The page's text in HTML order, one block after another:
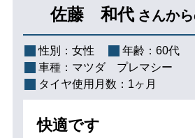
佐藤 和代 さんか
性別： 女性 年齢： 60代
車種： マツダ プレマシー
タイヤ使用月数： 1ヶ月
快適です